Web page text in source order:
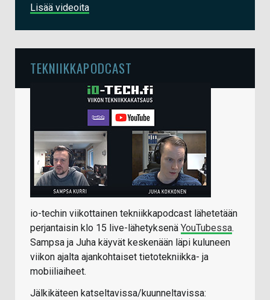
Lisää videoita
TEKNIIKKAPODCAST
io-techin viikottainen tekniikkapodcast lähetetään
perjantaisin klo 15 live-lähetyksenä YouTubessa.
Sampsa ja Juha käyvät keskenään läpi kuluneen
viikon ajalta ajankohtaiset tietotekniikka- ja
mobiiliaiheet.
Jälkikäteen katseltavissa/kuunneltavissa: